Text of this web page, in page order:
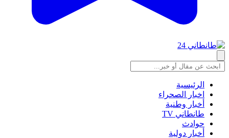
الرئيسية
اخبار الصحراء
أخبار وطنية
طانطاني TV
حوادث
أخبار دولية